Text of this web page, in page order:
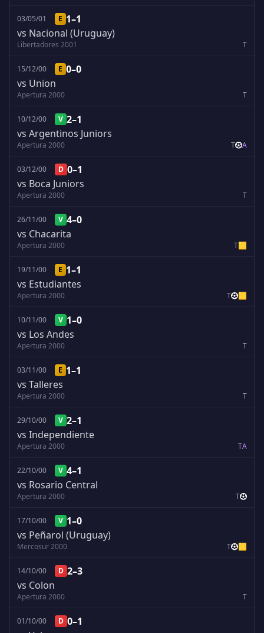
03/05/01 E 1–1
vs Nacional (Uruguay)
Libertadores 2001 T
15/12/00 E 0–0
vs Union
Apertura 2000 T
10/12/00 V 2–1
vs Argentinos Juniors
Apertura 2000 T A
03/12/00 D 0–1
vs Boca Juniors
Apertura 2000 T
26/11/00 V 4–0
vs Chacarita
Apertura 2000 T🟨
19/11/00 E 1–1
vs Estudiantes
Apertura 2000 T 🟨
10/11/00 V 1–0
vs Los Andes
Apertura 2000 T
03/11/00 E 1–1
vs Talleres
Apertura 2000 T
29/10/00 V 2–1
vs Independiente
Apertura 2000 TA
22/10/00 V 4–1
vs Rosario Central
Apertura 2000 T
17/10/00 V 1–0
vs Peñarol (Uruguay)
Mercosur 2000 T 🟨
14/10/00 D 2–3
vs Colon
Apertura 2000 T
01/10/00 D 0–1